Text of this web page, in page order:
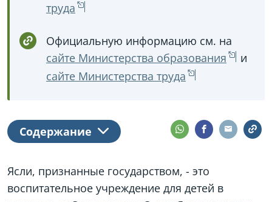
труда
Официальную информацию см. на
сайте Министерства образования
и
сайте Министерства труда
Содержание
Ясли, признанные государством, - это
воспитательное учреждение для детей в